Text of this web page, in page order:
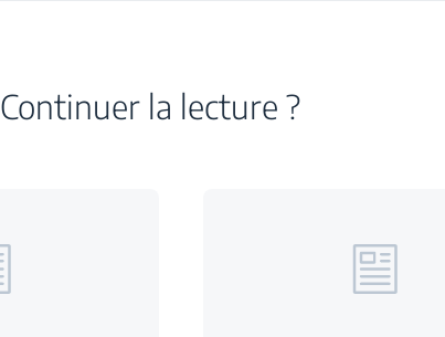
Continuer la lecture ?